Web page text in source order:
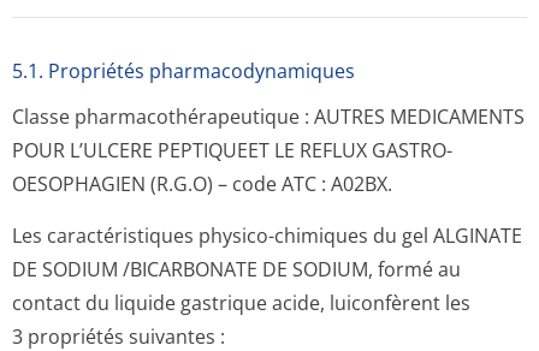
5.1. Propriétés pharmacodynami­ques
Classe pharmacothéra­peutique : AUTRES MEDICAMENTS
POUR L’ULCERE PEPTIQUEET LE REFLUX GASTRO-
OESOPHAGIEN (R.G.O) – code ATC : A02BX.
Les caractéristiques physico-chimiques du gel ALGINATE
DE SODIUM /BICARBONATE DE SODIUM, formé au
contact du liquide gastrique acide, luiconfèrent les
3 propriétés suivantes :